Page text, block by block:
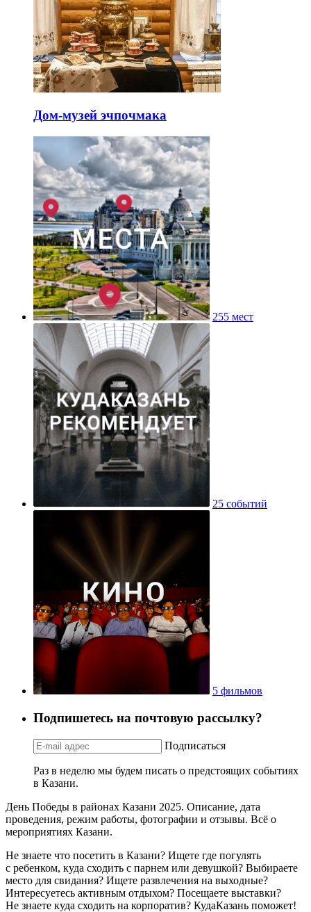
Дом-музей эчпочмака
255 мест
25 событий
5 фильмов
Подпишетесь на почтовую рассылку?
Подписаться
Раз в неделю мы будем писать о предстоящих событиях
в Казани.
День Победы в районах Казани 2025. Описание, дата
проведения, режим работы, фотографии и отзывы. Всё о
мероприятиях Казани.
Не знаете что посетить в Казани? Ищете где погулять
с ребенком, куда сходить с парнем или девушкой? Выбираете
место для свидания? Ищете развлечения на выходные?
Интересуетесь активным отдыхом? Посещаете выставки?
Не знаете куда сходить на корпоратив? КудаКазань поможет!